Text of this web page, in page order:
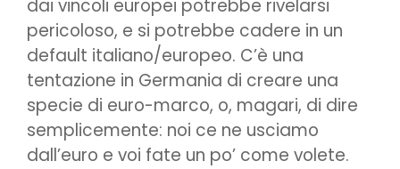
dai vincoli europei potrebbe rivelarsi
pericoloso, e si potrebbe cadere in un
default italiano/europeo. C’è una
tentazione in Germania di creare una
specie di euro-marco, o, magari, di dire
semplicemente: noi ce ne usciamo
dall’euro e voi fate un po’ come volete.